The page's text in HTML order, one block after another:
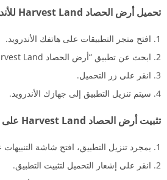
تحميل أرض الحصاد Harvest Land للأندرويد من ميديا فاير
افتح متجر التطبيقات على هاتفك الأندرويد.
ابحث عن تطبيق “أرض الحصاد Harvest Land” في متجر التطبيقات.
انقر على زر التحميل.
سيتم تنزيل التطبيق إلى جهازك الأندرويد.
تثبيت أرض الحصاد Harvest Land على الهاتف الذكي
بمجرد تنزيل التطبيق، افتح شاشة
انقر على إشعار التحميل لتثبيت التطبيق.